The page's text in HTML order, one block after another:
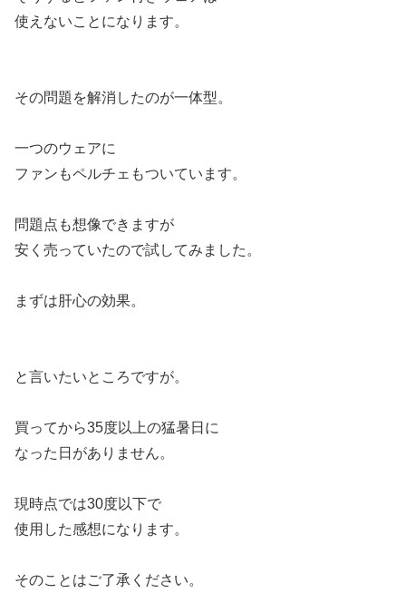
使えないことになります。
その問題を解消したのが一体型。
一つのウェアに
ファンもペルチェもついています。
問題点も想像できますが
安く売っていたので試してみました。
まずは肝心の効果。
と言いたいところですが。
買ってから35度以上の猛暑日に
なった日がありません。
現時点では30度以下で
使用した感想になります。
そのことはご了承ください。